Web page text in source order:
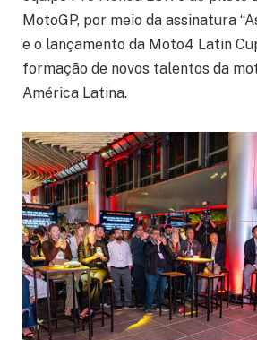
MotoGP, por meio da assinatura
e o lançamento da Moto4 Latin
formação de novos talentos da
América Latina.